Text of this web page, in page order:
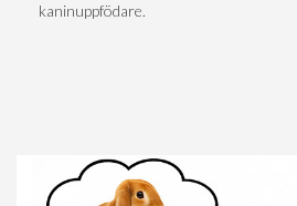
kaninuppfödare.